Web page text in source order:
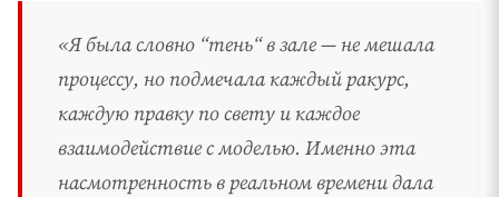
«Я была словно “тень“ в зале — не мешала
процессу, но подмечала каждый ракурс,
каждую правку по свету и каждое
взаимодействие с моделью. Именно эта
насмотренность в реальном времени дала